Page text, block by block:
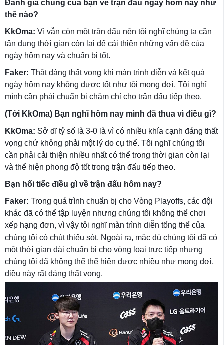
Đánh giá chung của bạn về trận đấu ngày hôm nay như
thế nào?
KkOma: Vì vẫn còn một trận đấu nên tôi nghĩ chúng ta cần
tận dụng thời gian còn lại để cải thiện những vấn đề của
ngày hôm nay và chuẩn bị tốt.
Faker: Thật đáng thất vọng khi màn trình diễn và kết quả
ngày hôm nay không được tốt như tôi mong đợi. Tôi nghĩ
mình cần phải chuẩn bị chăm chỉ cho trận đấu tiếp theo.
(Tới KkOma) Bạn nghĩ hôm nay mình đã thua vì điều gì?
KkOma: Sở dĩ tỷ số là 3-0 là vì có nhiều khía cạnh đáng thất
vọng chứ không phải một lý do cụ thể. Tôi nghĩ chúng tôi
cần phải cải thiện nhiều nhất có thể trong thời gian còn lại
và thể hiện phong độ tốt trong trận đấu tiếp theo.
Bạn hối tiếc điều gì về trận đấu hôm nay?
Faker: Trong quá trình chuẩn bị cho Vòng Playoffs, các đội
khác đã có thể tập luyện nhưng chúng tôi không thể chơi
xếp hạng đơn, vì vậy tôi nghĩ màn trình diễn tổng thể của
chúng tôi có chút thiếu sót. Ngoài ra, mặc dù chúng tôi đã có
một thời gian dài chuẩn bị cho vòng loại trực tiếp nhưng
chúng tôi đã không thể thể hiện được nhiều như mong đợi,
điều này rất đáng thất vọng.